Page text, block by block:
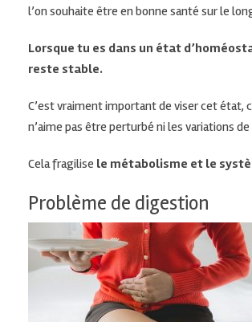
l’on souhaite être en bonne santé sur le
Lorsque tu es dans un état
reste stable.
C’est vraiment important de viser cet état,
n’aime pas être perturbé ni les variations de
Cela fragilise le métabolisme et le
Problème de digestion